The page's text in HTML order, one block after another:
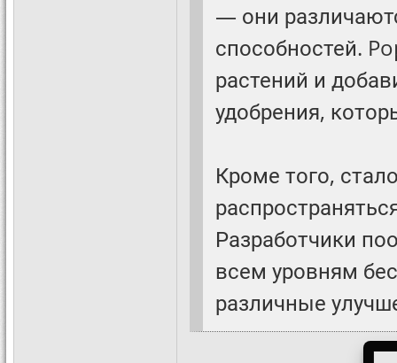
— они
способностей.
растений и
удобрения,
Кроме того,
Разработчики
всем уровням
различные